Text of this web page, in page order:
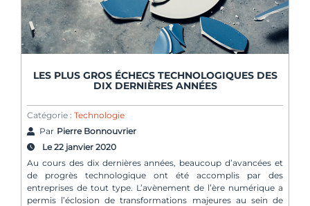
LES PLUS GROS ÉCHECS TECHNOLOGIQUES DES
DIX DERNIÈRES ANNÉES
Catégorie : Technologie
Par Pierre Bonnouvrier
Le 22 janvier 2020
Au cours des dix dernières années, beaucoup d’avancées et
de progrès technologique ont été accomplis par des
entreprises de tout type. L’avènement de l’ère numérique a
permis l’éclosion de transformations majeures au sein de